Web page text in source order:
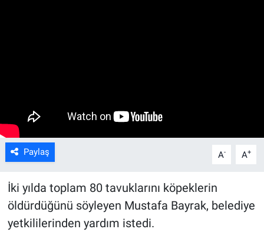
Paylaş A- A+
İki yılda toplam 80 tavuklarını köpeklerin
öldürdüğünü söyleyen Mustafa Bayrak, belediye
yetkililerinden yardım istedi.